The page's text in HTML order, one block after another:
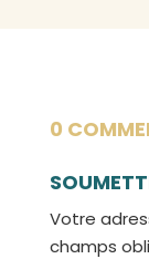
0
Votre
champs